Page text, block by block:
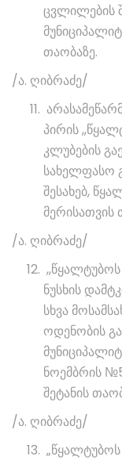
ცვლილების
თაობაზე.
/ა. ღიბრაძე/
პირის
კლუბების
სახელფასო
შესახებ,
მერისათვის
/ა. ღიბრაძე/
ნუსხის
სხვა
ოდენობის
ნოემბრის
შეტანის
/ა. ღიბრაძე/